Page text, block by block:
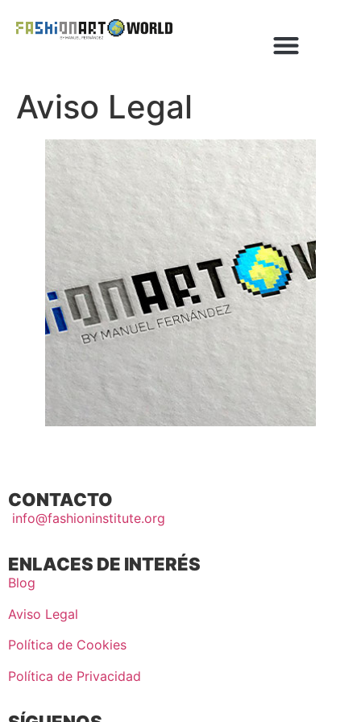
Aviso Legal
CONTACTO
info@fashioninstitute.org
ENLACES DE INTERÉS
Blog
Aviso Legal
Política de Cookies
Política de Privacidad